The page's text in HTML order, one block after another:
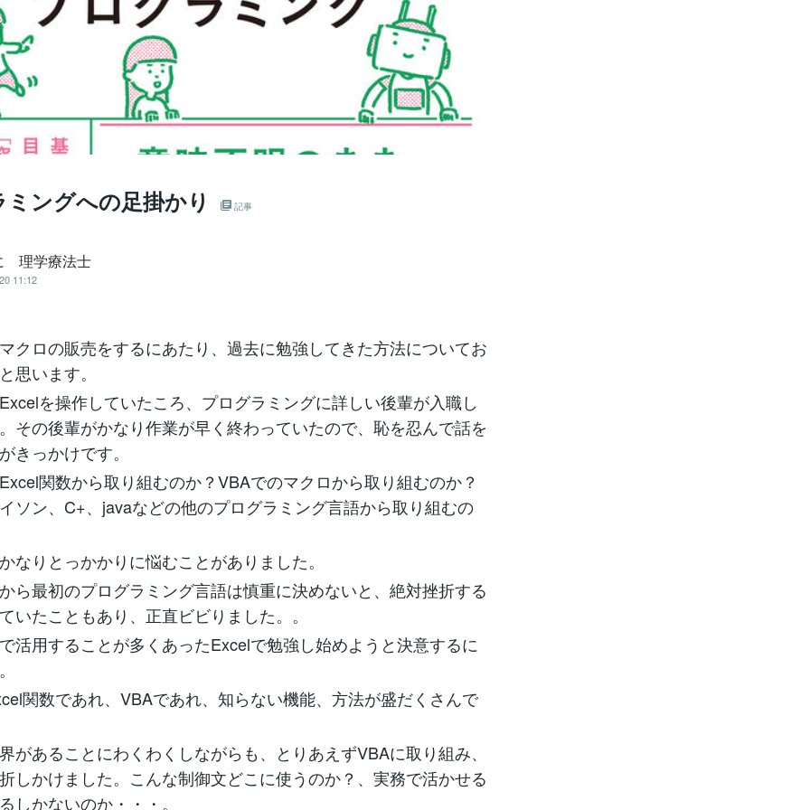
ングへの足掛かり 記事
理学療法士
11:12
クロの販売をするにあたり、過去に勉強してきた方法についてお
思います。
を操作していたころ、プログラミングに詳しい後輩が入職し
その後輩がかなり作業が早く終わっていたので、恥を忍んで話を
きっかけです。
関数から取り組むのか？VBAでのマクロから取り組むのか？
ソン、C+、javaなどの他のプログラミング言語から取り組むの
なりとっかかりに悩むことがありました。
ら最初のプログラミング言語は慎重に決めないと、絶対挫折する
いたこともあり、正直ビビりました。。
活用することが多くあったExcelで勉強し始めようと決意するに
関数であれ、VBAであれ、知らない機能、方法が盛だくさんで
があることにわくわくしながらも、とりあえずVBAに取り組み、
しかけました。こんな制御文どこに使うのか？、実務で活かせる
しかないのか・・・。